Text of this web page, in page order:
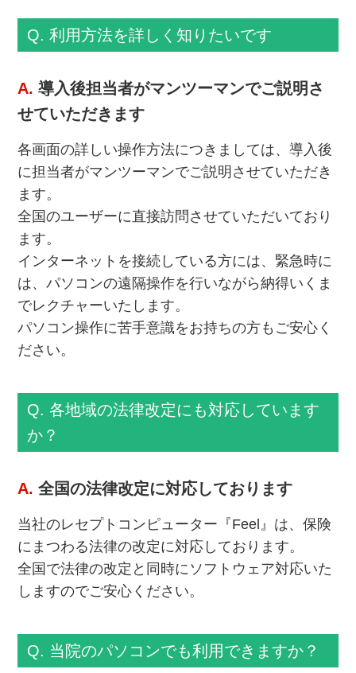
Q. 利用方法を詳しく知りたいです
A. 導入後担当者がマンツーマンでご説明さ
せていただきます
各画面の詳しい操作方法につきましては、導入後
に担当者がマンツーマンでご説明させていただき
ます。
全国のユーザーに直接訪問させていただいており
ます。
インターネットを接続している方には、緊急時に
は、パソコンの遠隔操作を行いながら納得いくま
でレクチャーいたします。
パソコン操作に苦手意識をお持ちの方もご安心く
ださい。
Q. 各地域の法律改定にも対応しています
か？
A. 全国の法律改定に対応しております
当社のレセプトコンピューター『Feel』は、保険
にまつわる法律の改定に対応しております。
全国で法律の改定と同時にソフトウェア対応いた
しますのでご安心ください。
Q. 当院のパソコンでも利用できますか？